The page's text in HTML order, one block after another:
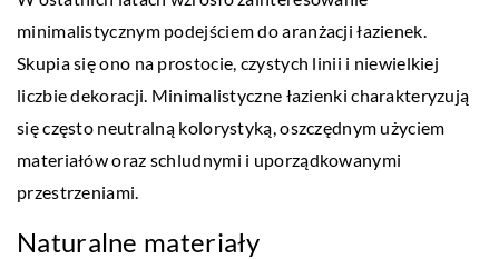
minimalistycznym podejściem do aranżacji łazienek.
Skupia się ono na prostocie, czystych linii i niewielkiej
liczbie dekoracji. Minimalistyczne łazienki charakteryzują
się często neutralną kolorystyką, oszczędnym użyciem
materiałów oraz schludnymi i uporządkowanymi
przestrzeniami.
Naturalne materiały